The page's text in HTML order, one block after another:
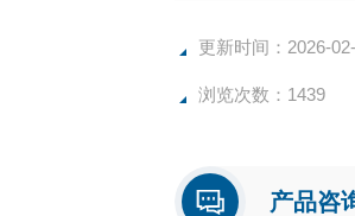
更新时间：2026-
浏览次数：1439
产品咨